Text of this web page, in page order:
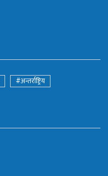
#अन्तर्राष्ट्रिय